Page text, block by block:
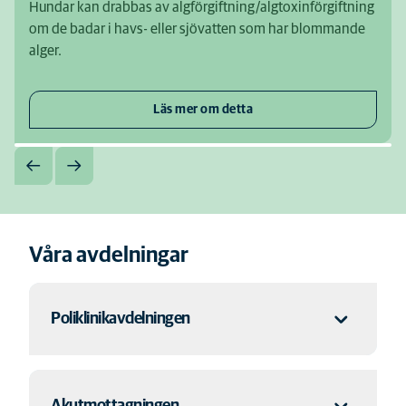
Hundar kan drabbas av algförgiftning/algtoxinförgiftning
om de badar i havs- eller sjövatten som har blommande
alger.
Läs mer om detta
Våra avdelningar
Poliklinikavdelningen